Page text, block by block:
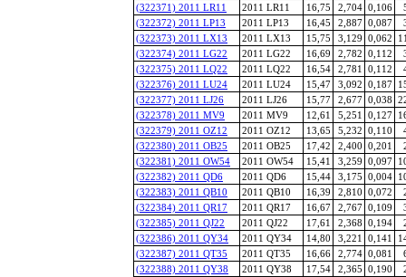
(322371) 2011 LR11
2011 LR11 16,75 2,704 0,106
(322372) 2011 LP13
2011 LP13 16,45 2,887 0,087
(322373) 2011 LX13
2011 LX13 15,75 3,129 0,062
(322374) 2011 LG22
2011 LG22 16,69 2,782 0,112
(322375) 2011 LQ22
2011 LQ22 16,54 2,781 0,112
(322376) 2011 LU24
2011 LU24 15,47 3,092 0,187
(322377) 2011 LJ26
2011 LJ26 15,77 2,677 0,038
(322378) 2011 MV9
2011 MV9 12,61 5,251 0,127
(322379) 2011 OZ12
2011 OZ12 13,65 5,232 0,110
(322380) 2011 OB25
2011 OB25 17,42 2,400 0,201
(322381) 2011 OW54
2011 OW54 15,41 3,259 0,097
(322382) 2011 QD6
2011 QD6 15,44 3,175 0,004
(322383) 2011 QB10
2011 QB10 16,39 2,810 0,072
(322384) 2011 QR17
2011 QR17 16,67 2,767 0,109
(322385) 2011 QJ22
2011 QJ22 17,61 2,368 0,194
(322386) 2011 QY34
2011 QY34 14,80 3,221 0,141
(322387) 2011 QT35
2011 QT35 16,66 2,774 0,081
(322388) 2011 QY38
2011 QY38 17,54 2,365 0,190